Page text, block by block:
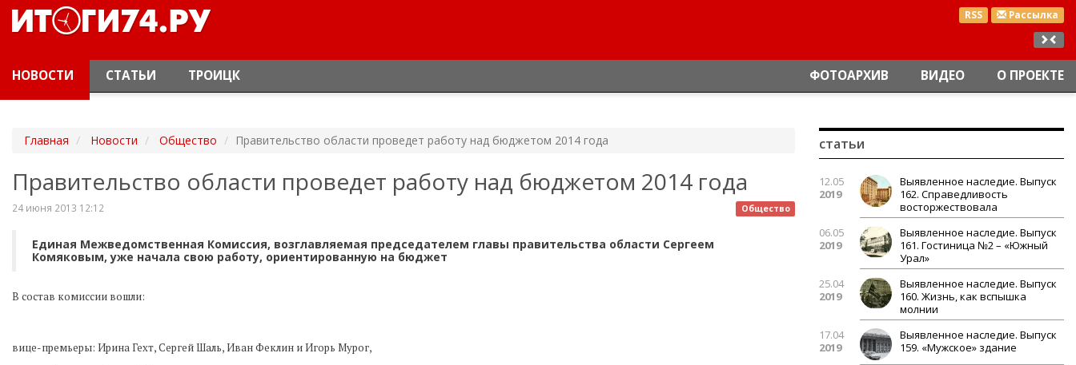
RSS Рассылка
НОВОСТИ СТАТЬИ ТРОИЦК ФОТОАРХИВ ВИДЕО О ПРОЕКТЕ
Главная Новости Общество Правительство области проведет работу над бюджетом 2014 года
Правительство области проведет работу над бюджетом 2014 года
Общество
24 июня 2013 12:12
Единая Межведомственная Комиссия, возглавляемая председателем главы правительства области Сергеем
Комяковым, уже начала свою работу, ориентированную на бюджет
В состав комиссии вошли:
вице-премьеры: Ирина Гехт, Сергей Шаль, Иван Феклин и Игорь Мурог,
статьи
12.05
2019
Выявленное наследие. Выпуск
162. Справедливость
восторжествовала
06.05
2019
Выявленное наследие. Выпуск
161. Гостиница №2 – «Южный
Урал»
25.04
2019
Выявленное наследие. Выпуск
160. Жизнь, как вспышка
молнии
17.04
2019
Выявленное наследие. Выпуск
159. «Мужское» здание